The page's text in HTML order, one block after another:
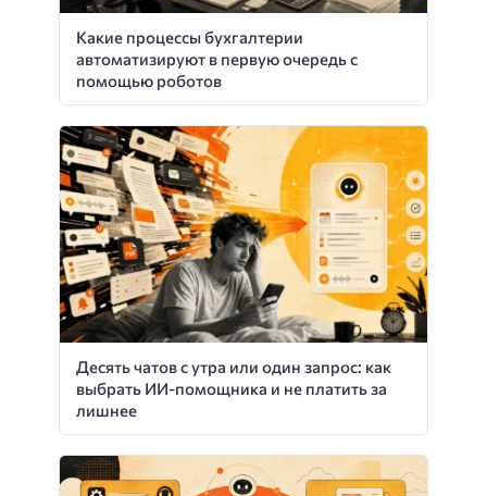
Какие процессы бухгалтерии
автоматизируют в первую очередь с
помощью роботов
Десять чатов с утра или один запрос: как
выбрать ИИ-помощника и не платить за
лишнее